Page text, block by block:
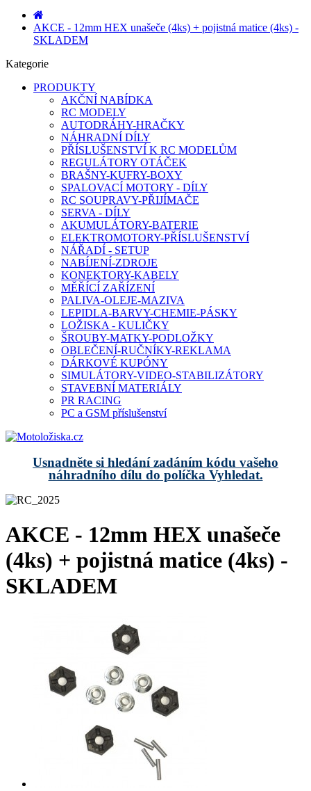
AKCE - 12mm HEX unašeče (4ks) + pojistná matice (4ks) -
SKLADEM
Kategorie
PRODUKTY
AKČNÍ NABÍDKA
RC MODELY
AUTODRÁHY-HRAČKY
NÁHRADNÍ DÍLY
PŘÍSLUŠENSTVÍ K RC MODELŮM
REGULÁTORY OTÁČEK
BRAŠNY-KUFRY-BOXY
SPALOVACÍ MOTORY - DÍLY
RC SOUPRAVY-PŘIJÍMAČE
SERVA - DÍLY
AKUMULÁTORY-BATERIE
ELEKTROMOTORY-PŘÍSLUŠENSTVÍ
NÁŘADÍ - SETUP
NABÍJENÍ-ZDROJE
KONEKTORY-KABELY
MĚŘÍCÍ ZAŘÍZENÍ
PALIVA-OLEJE-MAZIVA
LEPIDLA-BARVY-CHEMIE-PÁSKY
LOŽISKA - KULIČKY
ŠROUBY-MATKY-PODLOŽKY
OBLEČENÍ-RUČNÍKY-REKLAMA
DÁRKOVÉ KUPÓNY
SIMULÁTORY-VIDEO-STABILIZÁTORY
STAVEBNÍ MATERIÁLY
PR RACING
PC a GSM příslušenství
Usnadněte si hledání zadáním kódu vašeho
náhradního dílu do políčka Vyhledat.
AKCE - 12mm HEX unašeče
(4ks) + pojistná matice (4ks) -
SKLADEM